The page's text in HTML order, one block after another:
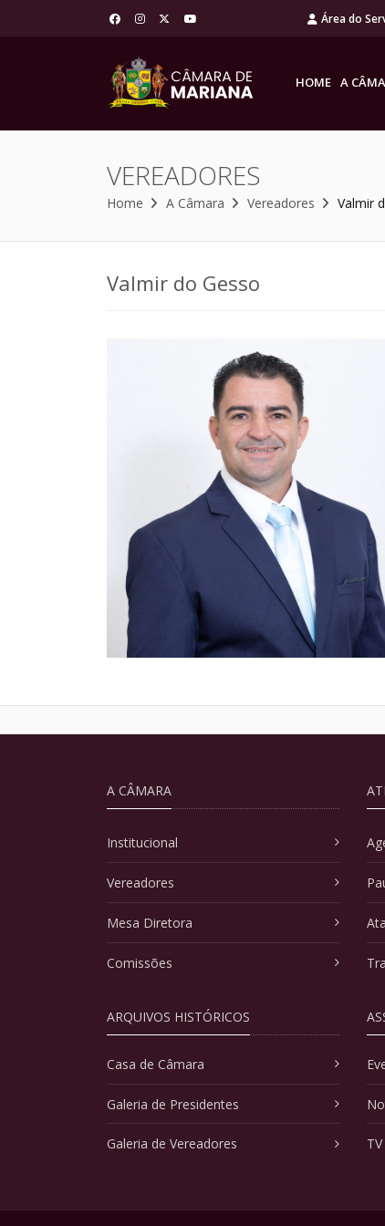
Área do
HOME A
VEREADORES
Home A Câmara Vereadores Valmir
Valmir do Gesso
A CÂMARA
Institucional
Vereadores
Mesa Diretora
Comissões
ARQUIVOS HISTÓRICOS
Casa de Câmara
Galeria de Presidentes
Galeria de Vereadores